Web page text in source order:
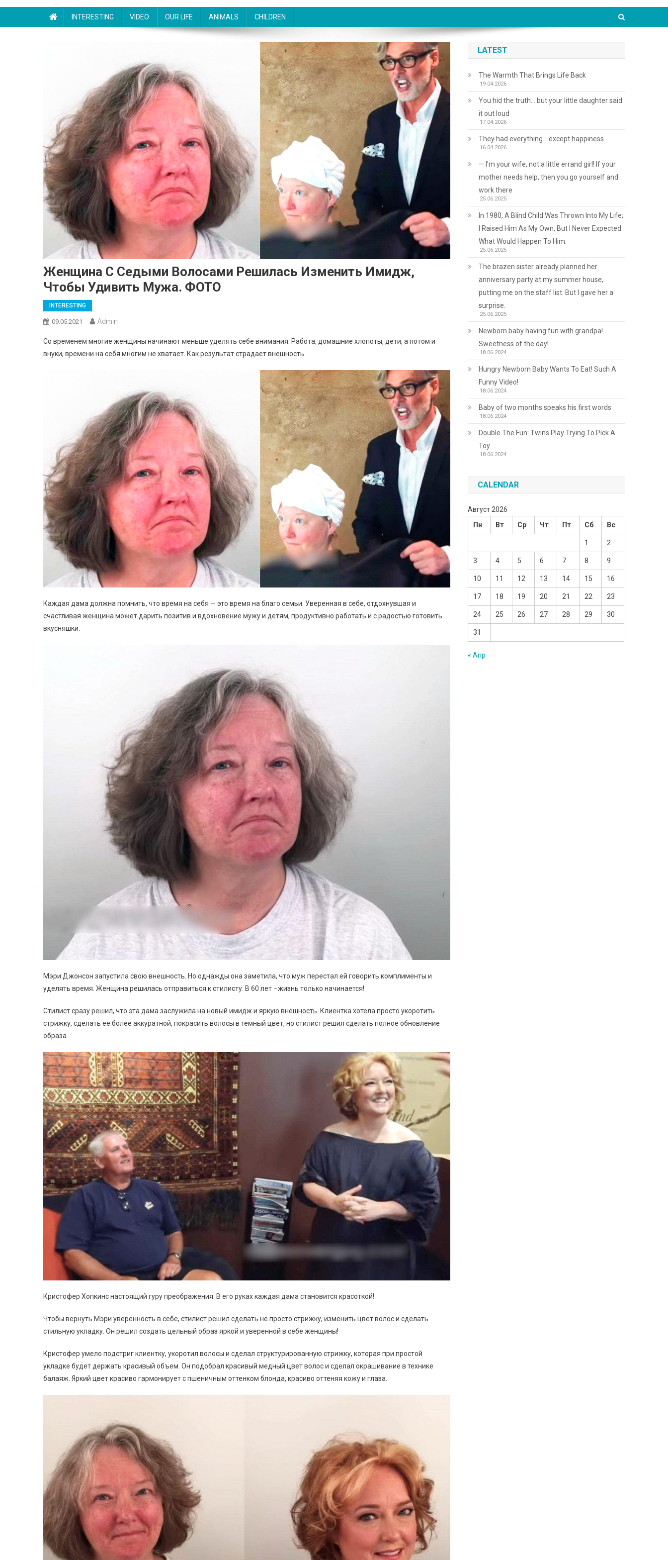
INTERESTING VIDEO OUR LIFE ANIMALS CHILDREN
Женщина С Седыми Волосами Решилась Изменить Имидж,
Чтобы Удивить Мужа. ФОТО
INTERESTING
09.05.2021 Admin
Со временем многие женщины начинают меньше уделять себе внимания. Работа, домашние хлопоты, дети, а потом и
внуки, времени на себя многим не хватает. Как результат страдает внешность.
Каждая дама должна помнить, что время на себя — это время на благо семьи. Уверенная в себе, отдохнувшая и
счастливая женщина может дарить позитив и вдохновение мужу и детям, продуктивно работать и с радостью готовить
вкусняшки.
Мэри Джонсон запустила свою внешность. Но однажды она заметила, что муж перестал ей говорить комплименты и
уделять время. Женщина решилась отправиться к стилисту. В 60 лет –жизнь только начинается!
Стилист сразу решил, что эта дама заслужила на новый имидж и яркую внешность. Клиентка хотела просто укоротить
стрижку, сделать ее более аккуратной, покрасить волосы в темный цвет, но стилист решил сделать полное обновление
образа.
Кристофер Хопкинс настоящий гуру преображения. В его руках каждая дама становится красоткой!
Чтобы вернуть Мэри уверенность в себе, стилист решил сделать не просто стрижку, изменить цвет волос и сделать
стильную укладку. Он решил создать цельный образ яркой и уверенной в себе женщины!
Кристофер умело подстриг клиентку, укоротил волосы и сделал структурированную стрижку, которая при простой
укладке будет держать красивый объем. Он подобрал красивый медный цвет волос и сделал окрашивание в технике
балаяж. Яркий цвет красиво гармонирует с пшеничным оттенком блонда, красиво оттеняя кожу и глаза.
LATEST
The Warmth That Brings Life Back
19.04.2026
You hid the truth… but your little daughter said
it out loud
17.04.2026
They had everything… except happiness.
16.04.2026
— I’m your wife, not a little errand girl! If your
mother needs help, then you go yourself and
work there
25.06.2025
In 1980, A Blind Child Was Thrown Into My Life;
I Raised Him As My Own, But I Never Expected
What Would Happen To Him.
25.06.2025
The brazen sister already planned her
anniversary party at my summer house,
putting me on the staff list. But I gave her a
surprise.
25.06.2025
Newborn baby having fun with grandpa!
Sweetness of the day!
18.06.2024
Hungry Newborn Baby Wants To Eat! Such A
Funny Video!
18.06.2024
Baby of two months speaks his first words
18.06.2024
Double The Fun: Twins Play Trying To Pick A
Toy
18.06.2024
CALENDAR
Август 2026
Пн
Вт Ср Чт Пт Сб Вс
1 2
3 4 5 6 7 8 9
10 11 12 13 14 15 16
17 18 19 20 21 22 23
24 25 26 27 28 29 30
31
« Апр